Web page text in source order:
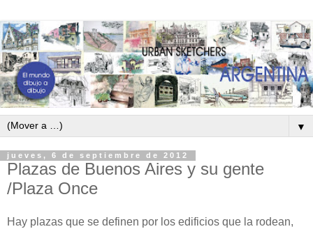
▼
jueves, 6 de septiembre de 2012
Plazas de Buenos Aires y su gente
/Plaza Once
Hay plazas que se definen por los edificios que la rodean,